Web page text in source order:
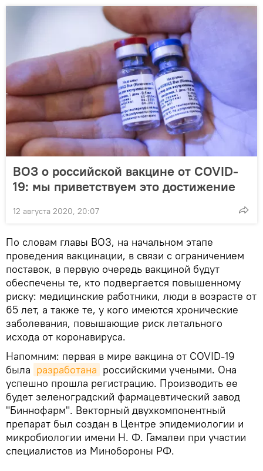
ВОЗ о российской вакцине от COVID-
19: мы приветствуем это достижение
12 августа 2020, 20:07
По словам главы ВОЗ, на начальном этапе
проведения вакцинации, в связи с ограничением
поставок, в первую очередь вакциной будут
обеспечены те, кто подвергается повышенному
риску: медицинские работники, люди в возрасте от
65 лет, а также те, у кого имеются хронические
заболевания, повышающие риск летального
исхода от коронавируса.
Напомним: первая в мире вакцина от COVID-19
была разработана российскими учеными. Она
успешно прошла регистрацию. Производить ее
будет зеленоградский фармацевтический завод
"Биннофарм". Векторный двухкомпонентный
препарат был создан в Центре эпидемиологии и
микробиологии имени Н. Ф. Гамалеи при участии
специалистов из Минобороны РФ.